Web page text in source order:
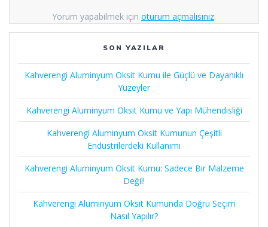
Yorum yapabilmek için oturum açmalısınız.
SON YAZILAR
Kahverengi Aluminyum Oksit Kumu ile Güçlü ve Dayanıklı
Yüzeyler
Kahverengi Aluminyum Oksit Kumu ve Yapı Mühendisliği
Kahverengi Aluminyum Oksit Kumunun Çeşitli
Endüstrilerdeki Kullanımı
Kahverengi Aluminyum Oksit Kumu: Sadece Bir Malzeme
Değil!
Kahverengi Aluminyum Oksit Kumunda Doğru Seçim
Nasıl Yapılır?